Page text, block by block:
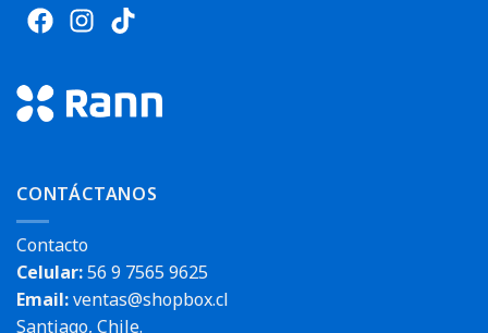
CONTÁCTANOS
Contacto
Celular:56 9 7565 9625
Email:ventas@shopbox.cl
Santiago, Chile.